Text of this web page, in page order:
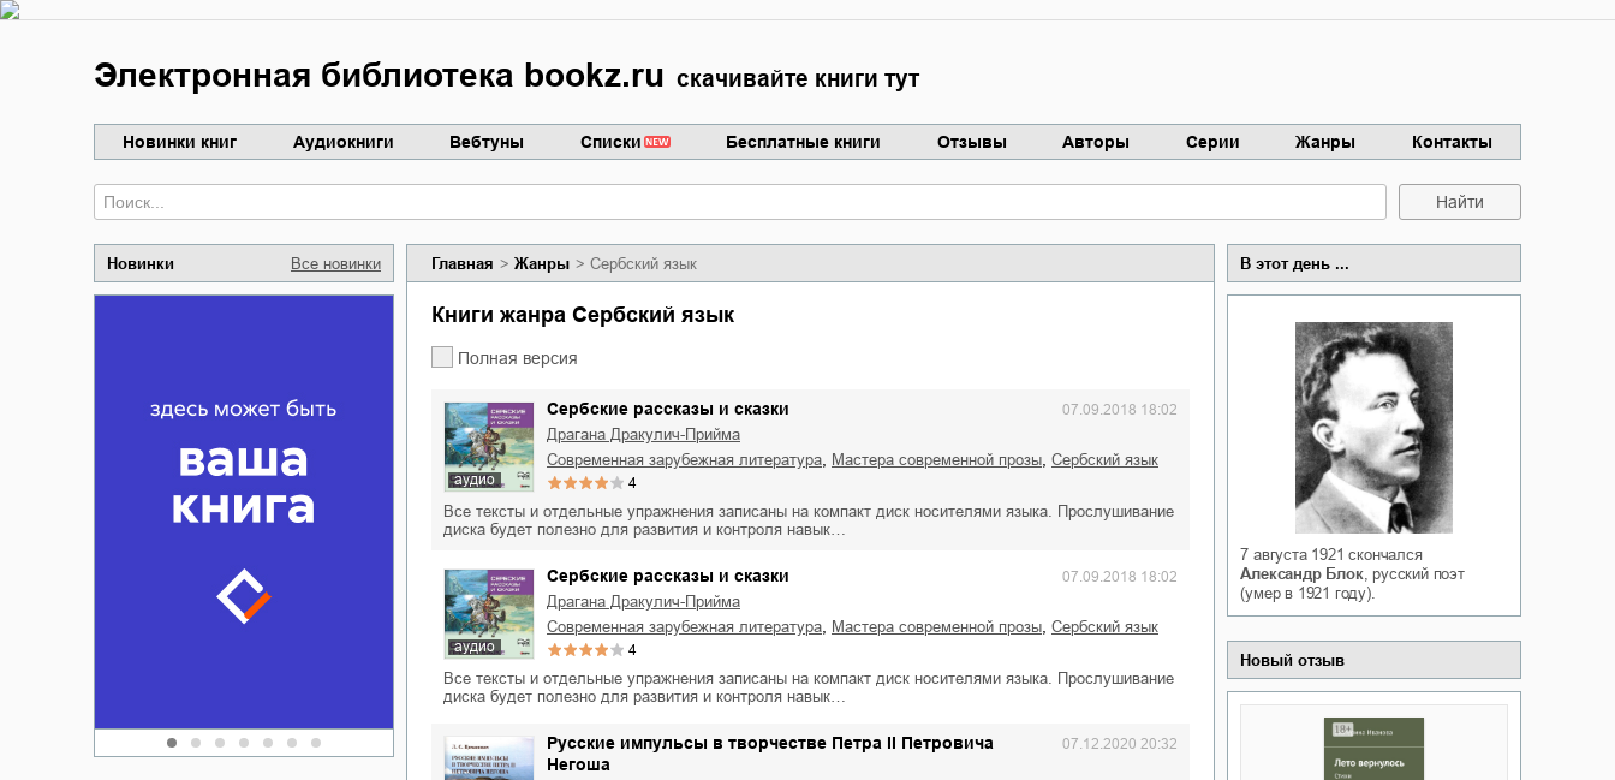
Электронная библиотека bookz.ru скачивайте книги тут
Новинки книг Аудиокниги Вебтуны Списки Бесплатные книги Отзывы Авторы Серии Жанры Контакты
Найти
Новинки Все новинки
о судьбе Кировоградской
области
Сергей Николаевич Сидоренко
о судьбе Кировоградской
Сергей Николаевич Сидоренко
Личный интерес
Белая ворона на факультете
Теней
Оксана Гринберга
Главная Жанры Сербский язык
Книги жанра Сербский язык
Полная версия
аудио
Сербские рассказы и сказки 07.09.2018 18:02
Драгана Дракулич-Прийма
современная зарубежная литература
Мастера современной прозы сербский язык
4
Все тексты и отдельные упражнения записаны на компакт диск носителями языка. Прослушивание
диска будет полезно для развития и контроля навык…
аудио
Сербские рассказы и сказки 07.09.2018 18:02
Драгана Дракулич-Прийма
современная зарубежная литература
Мастера современной прозы сербский язык
4
Все тексты и отдельные упражнения записаны на компакт диск носителями языка. Прослушивание
диска будет полезно для развития и контроля навык…
Русские импульсы в творчестве Петра II Петровича
Негоша
07.12.2020 20:32
В этот день ...
7 августа 1921 скончался
Александр Блок, русский поэт
(умер в 1921 году).
Новый отзыв